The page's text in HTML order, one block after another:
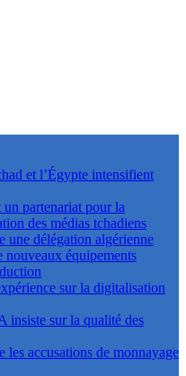
et l’Égypte intensifient
partenariat pour la
des médias tchadiens
délégation algérienne
équipements
sur la digitalisation
insiste sur la qualité des
les accusations de monnayage